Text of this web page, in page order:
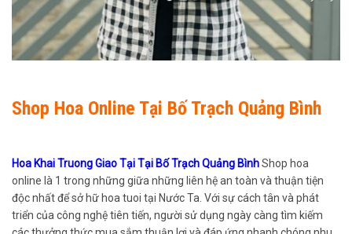
Shop Hoa Online Tại Bố Trạch Quảng Bình
Hoa Khai Truong Giao Tại Tại Bố Trạch Quảng BìnhShop hoa
online là 1 trong những giữa những liên hệ an toàn và thuận tiện
độc nhất để sở hữ hoa tuoi tại Nước Ta. Với sự cách tân và phát
triển của công nghệ tiên tiến, người sử dụng ngày càng tìm kiếm